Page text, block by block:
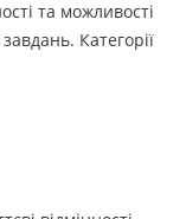
та можливості
Категорії